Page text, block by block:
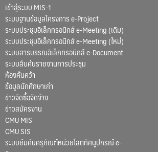
เข้าสู่ระบบ MIS-1
ระบบฐานข้อมูลโครงการ e-Project
ระบบประชุมอิเล็กทรอนิกส์ e-Meeting (เดิม)
ระบบประชุมอิเล็กทรอนิกส์ e-Meeting (ใหม่)
ระบบสารบรรณอิเล็กทรอนิกส์ e-Document
ระบบสืบค้นรายงานการประชุม
ห้องค้นคว้า
ข้อมูลนักศึกษาเก่า
ข่าวจัดซื้อจัดจ้าง
ข่าวสมัครงาน
CMU MIS
CMU SIS
ระบบยืมคืนครุภัณฑ์หน่วยโสตทัศนูปกรณ์ e-